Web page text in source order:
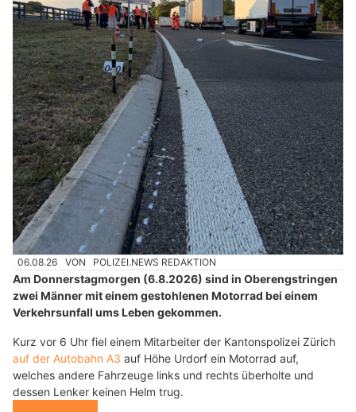
06.08.26 VON POLIZEI.NEWS REDAKTION
Am Donnerstagmorgen (6.8.2026) sind in Oberengstringen
zwei Männer mit einem gestohlenen Motorrad bei einem
Verkehrsunfall ums Leben gekommen.
Kurz vor 6 Uhr fiel einem Mitarbeiter der Kantonspolizei Zürich
auf der Autobahn A3 auf Höhe Urdorf ein Motorrad auf,
welches andere Fahrzeuge links und rechts überholte und
dessen Lenker keinen Helm trug.